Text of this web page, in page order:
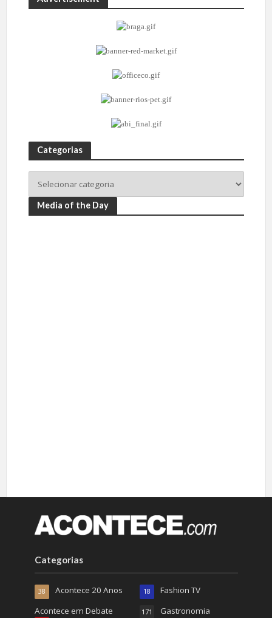
Categorias
Media of the Day
Categorias
Acontece 20 Anos
38
Acontece em Debate
Fashion TV
18
Gastronomia
171